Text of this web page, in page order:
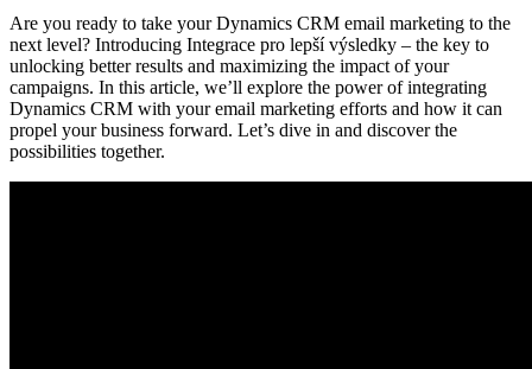
Are you ready to ⁣take your Dynamics CRM email marketing to ⁣the
next level? Introducing Integrace pro lepší výsledky – the key to
unlocking better ⁢results and maximizing the impact of⁢ your‌
campaigns. In this ⁤article, we’ll explore the power ⁤of integrating
Dynamics CRM with your ⁣email ⁤marketing efforts and how⁤ it can
propel your business forward.⁤ Let’s dive in⁤ and discover the
‌possibilities ‌together.